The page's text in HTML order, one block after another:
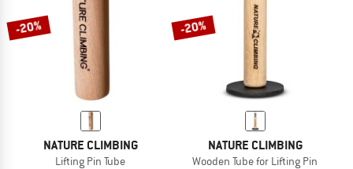
-20%
NATURE CLIMBING
Lifting Pin Tube
-20%
NATURE CLIMBING
Wooden Tube for Lifting Pin